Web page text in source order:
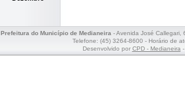
Prefeitura do Município de Medianeira- Avenida José Callegari,
Telefone: (45) 3264-8600 - Horário de
Desenvolvido por CPD - Medianeira-